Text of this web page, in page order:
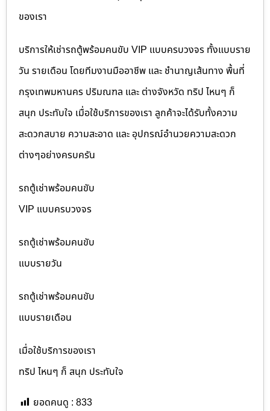
ของเรา
บริการให้เช่ารถตู้พร้อมคนขับ VIP แบบครบวงจร ทั้งแบบราย
วัน รายเดือน โดยทีมงานมืออาชีพ และ ชำนาญเส้นทาง พื้นที่
กรุงเทพมหานคร ปริมณฑล และ ต่างจังหวัด ทริป ไหนๆ ก็
สนุก ประทับใจ เมื่อใช้บริการของเรา ลูกค้าจะได้รับทั้งความ
สะดวกสบาย ความสะอาด และ อุปกรณ์อำนวยความสะดวก
ต่างๆอย่างครบครัน
รถตู้เช่าพร้อมคนขับ
VIP แบบครบวงจร
รถตู้เช่าพร้อมคนขับ
แบบรายวัน
รถตู้เช่าพร้อมคนขับ
แบบรายเดือน
เมื่อใช้บริการของเรา
ทริป ไหนๆ ก็ สนุก ประทับใจ
ยอดคนดู : 833